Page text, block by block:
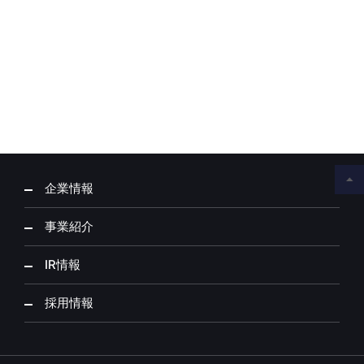
企業情報
事業紹介
IR情報
採用情報